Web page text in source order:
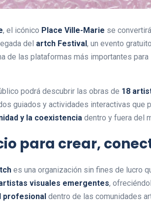
, el icónico Place Ville-Marie se
del artch Festival, un evento
de las plataformas más importantes para
podrá descubrir las obras de 18
guiados y actividades interactivas que
y la coexistencia dentro y fuera del
para crear,
es una organización sin fines de lucro
visuales emergentes,
profesional dentro de las comunidades